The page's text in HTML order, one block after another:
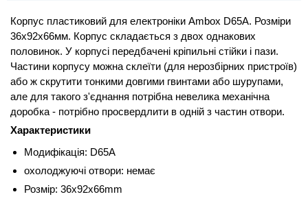
Корпус пластиковий для електроніки Ambox D65A. Розміри
36x92x66мм. Корпус складається з двох однакових
половинок. У корпусі передбачені кріпильні стійки і пази.
Частини корпусу можна склеїти (для нерозбірних пристроїв)
або ж скрутити тонкими довгими гвинтами або шурупами,
але для такого з'єднання потрібна невелика механічна
доробка - потрібно просвердлити в одній з частин отвори.
Характеристики
Модифікація: D65A
охолоджуючі отвори: немає
Розмір: 36x92x66mm